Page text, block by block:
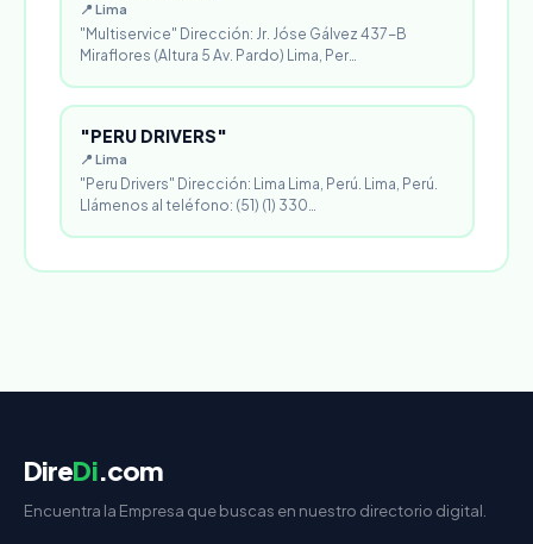
📍 Lima
"Multiservice" Dirección: Jr. Jóse Gálvez 437-B
Miraflores (Altura 5 Av. Pardo) Lima, Per…
"PERU DRIVERS"
📍 Lima
"Peru Drivers" Dirección: Lima Lima, Perú. Lima, Perú.
Llámenos al teléfono: (51) (1) 330…
DireDi.com
Encuentra la Empresa que buscas en nuestro directorio digital.